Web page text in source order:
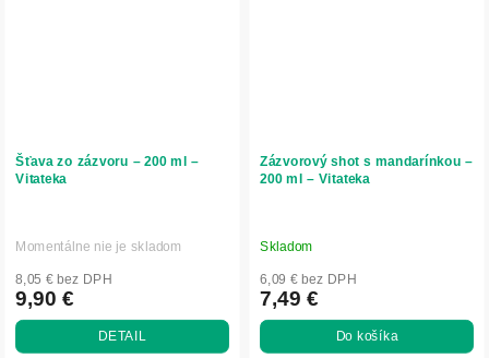
Šťava zo zázvoru – 200 ml –
Vitateka
Momentálne nie je skladom
8,05 € bez DPH
9,90 €
DETAIL
Zázvorový shot s mandarínkou –
200 ml – Vitateka
Skladom
6,09 € bez DPH
7,49 €
Do košíka